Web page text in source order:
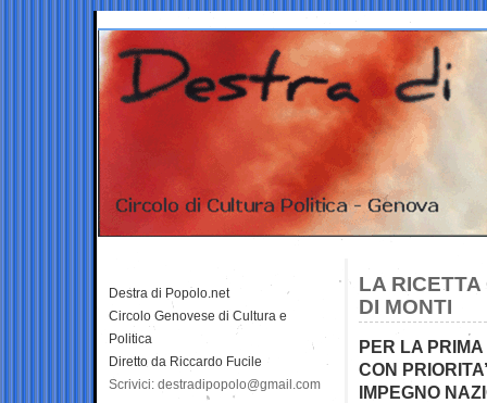
LA RICETTA
DI MONTI
PER LA PRIMA
CON
IMPEGNO
Destra di Popolo.net
Circolo Genovese di Cultura e
Politica
Diretto da Riccardo Fucile
Scrivici: destradipopolo@gmail.com